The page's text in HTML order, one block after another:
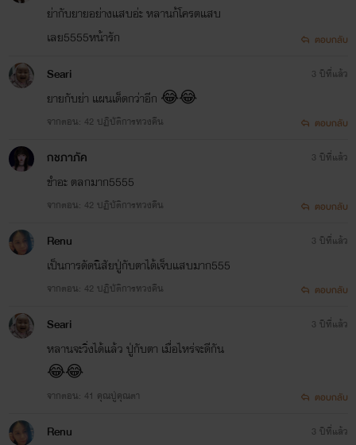
ย่ากับยายอย่างแสบอ่ะ หลานก้โครตแสบ
เลย5555หน้ารัก
ตอบกลับ
Seari
ยายกับย่า แผนเด็ดกว่าอีก 😂😂
จากตอน: 42 ปฏิบัติการทวงคืน
3 ปีที่แล้ว
ตอบกลับ
กชภาภัค
ขำอะ ตลกมาก5555
จากตอน: 42 ปฏิบัติการทวงคืน
3 ปีที่แล้ว
ตอบกลับ
Renu
เป็นการดัดนิสัยปู่กับตาได้เจ็บแสบมาก555
จากตอน: 42 ปฏิบัติการทวงคืน
3 ปีที่แล้ว
ตอบกลับ
Seari
หลานจะวิ่งได้แล้ว ปู่กับตา เมื่อไหร่จะดีกัน
😂😂
จากตอน: 41 คุณปู่คุณตา
3 ปีที่แล้ว
ตอบกลับ
Renu 3 ปีที่แล้ว